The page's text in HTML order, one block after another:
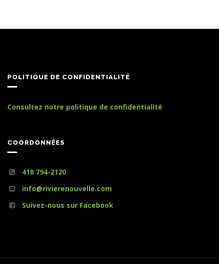
POLITIQUE DE CONFIDENTIALITÉ
Consultez notre politique de confidentialité
COORDONNÉES
418 794-2120
info@rivierenouvelle.com
Suivez-nous sur Facebook